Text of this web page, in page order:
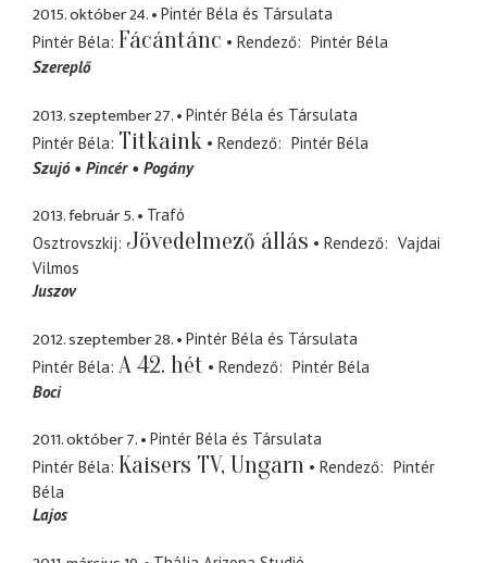
2015. október 24.
Pintér Béla és Társulata
Pintér Béla Fácántánc Rendező
Pintér Béla
Szereplő
2013. szeptember 27.
Pintér Béla és Társulata
Pintér Béla Titkaink Rendező
Pintér Béla
Szujó
Pincér Pogány
2013. február 5.
Trafó
Osztrovszkij Jövedelmező állás Rendező
Vajdai
Vilmos
Juszov
2012. szeptember 28.
Pintér Béla és Társulata
Pintér Béla A 42. hét Rendező
Pintér Béla
Boci
2011. október 7.
Pintér Béla és Társulata
Pintér Béla Kaisers TV, Ungarn Rendező
Pintér
Béla
Lajos